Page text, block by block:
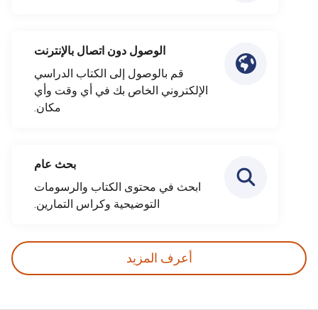
الوصول دون اتصال بالإنترنت
قم بالوصول إلى الكتاب الدراسي
الإلكتروني الخاص بك في أي وقت وأي
مكان.
بحث عام
ابحث في محتوى الكتاب والرسومات
التوضيحية وكراس التمارين.
أعرف المزيد